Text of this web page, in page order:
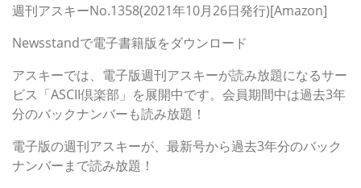
週刊アスキーNo.1358(2021年10月26日発行)[Amazon]
Newsstandで電子書籍版をダウンロード
アスキーでは、電子版週刊アスキーが読み放題になるサー
ビス「ASCII倶楽部」を展開中です。会員期間中は過去3年
分のバックナンバーも読み放題！
電子版の週刊アスキーが、最新号から過去3年分のバック
ナンバーまで読み放題！